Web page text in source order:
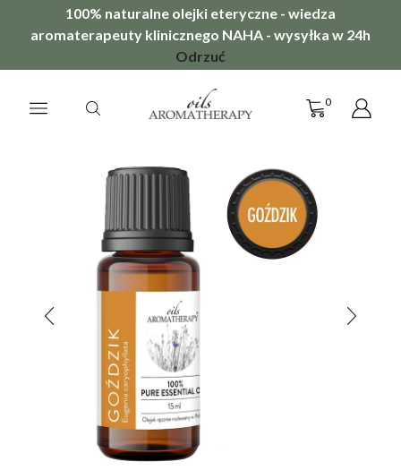
100% naturalne olejki eteryczne - wiedza
aromaterapeuty klinicznego NAHA - wysyłka w 24h
Odrzuć
0